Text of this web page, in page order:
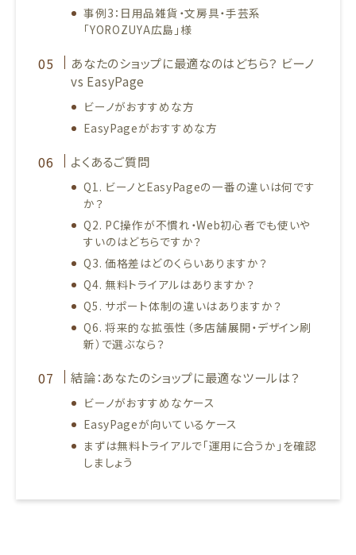
事例3：日用品雑貨・文房具・手芸系
「YOROZUYA広島」様
あなたのショップに最適なのはどちら？ ビーノ
vs EasyPage
ビーノがおすすめな方
EasyPageがおすすめな方
よくあるご質問
Q1. ビーノとEasyPageの一番の違いは何です
か？
Q2. PC操作が不慣れ・Web初心者でも使いや
すいのはどちらですか？
Q3. 価格差はどのくらいありますか？
Q4. 無料トライアルはありますか？
Q5. サポート体制の違いはありますか？
Q6. 将来的な拡張性（多店舗展開・デザイン刷
新）で選ぶなら？
結論：あなたのショップに最適なツールは？
ビーノがおすすめなケース
EasyPageが向いているケース
まずは無料トライアルで「運用に合うか」を確認
しましょう